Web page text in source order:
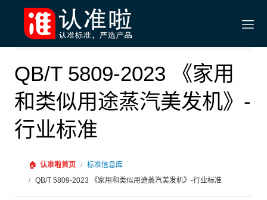
QB/T 5809-2023 《家用
和类似用途蒸汽美发机》-
行业标准
🏠 认准啦首页 / 标准信息库
/ QB/T 5809-2023 《家用和类似用途蒸汽美发机》-行业标准